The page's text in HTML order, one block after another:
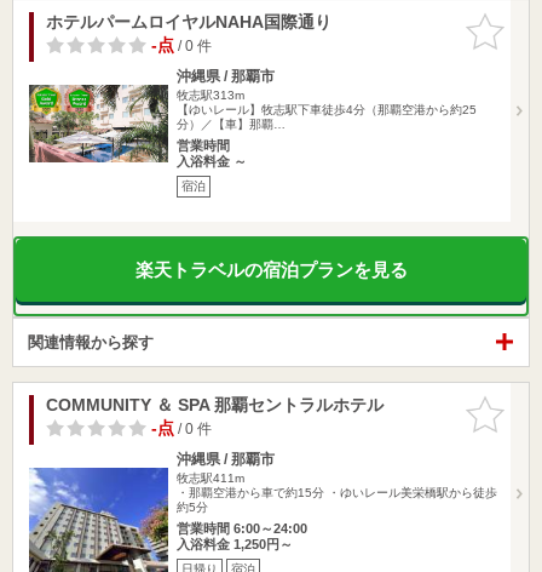
お気に入
りに追加
ホテルパームロイヤルNAHA国際通り
-点/ 0 件
沖縄県 / 那覇市
牧志駅313m
【ゆいレール】牧志駅下車徒歩4分（那覇空港から約25
分）／【車】那覇…
営業時間
入浴料金 ～
宿泊
楽天トラベルの宿泊プランを見る
関連情報から探す
お気に入
りに追加
COMMUNITY ＆ SPA 那覇セントラルホテル
-点/ 0 件
沖縄県 / 那覇市
牧志駅411m
・那覇空港から車で約15分 ・ゆいレール美栄橋駅から徒歩
約5分
営業時間 6:00～24:00
入浴料金 1,250円～
日帰り 宿泊